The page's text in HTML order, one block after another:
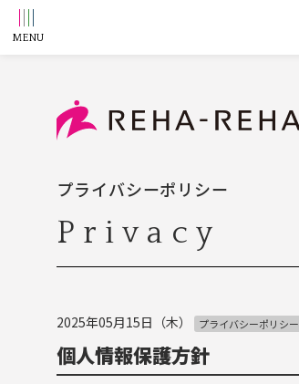
プライバシーポリシー
Privacy
2025年05月15日（木） プライバシーポリシー
個人情報保護方針